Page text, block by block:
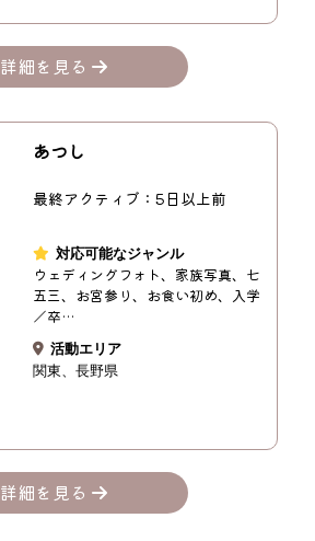
詳細を見る
あつし
最終アクティブ：5日以上前
対応可能なジャンル
ウェディングフォト、家族写真、七
五三、お宮参り、お食い初め、入学
／卒…
活動エリア
関東
長野県
詳細を見る